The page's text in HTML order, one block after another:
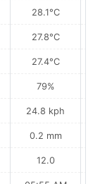
28.1°C
27.8°C
27.4°C
79%
24.8 kph
0.2 mm
12.0